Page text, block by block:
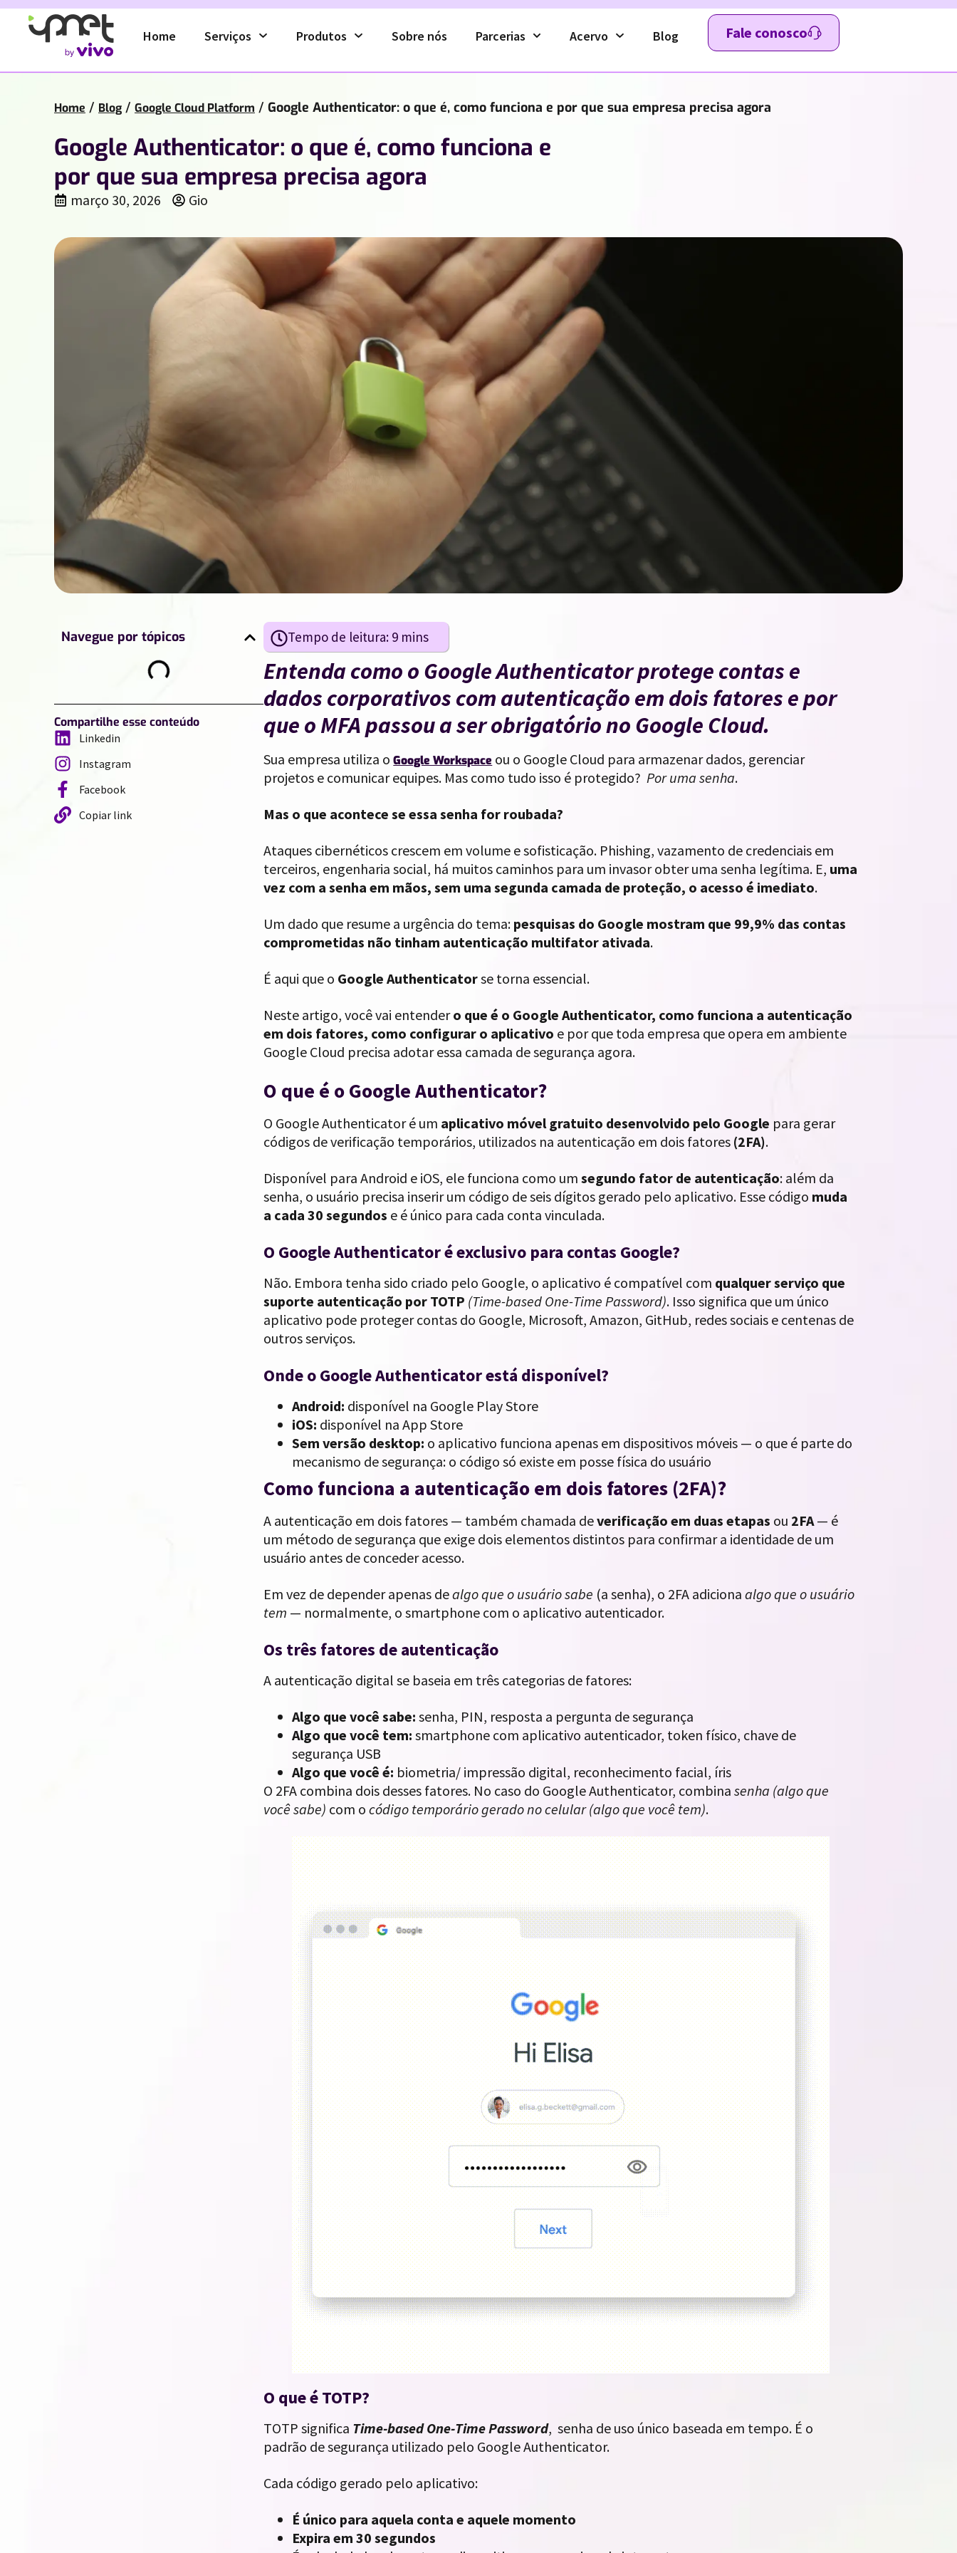
Home Serviços Produtos Sobre nós Parcerias Acervo Blog Fale conosco
Home / Blog / Google Cloud Platform / Google Authenticator: o que é, como funciona e por que sua empresa precisa agora
Google Authenticator: o que é, como funciona e
por que sua empresa precisa agora
março 30, 2026 Gio
Navegue por tópicos
Compartilhe esse conteúdo
Linkedin
Instagram
Facebook
Copiar link
Entenda como o Google Authenticator protege contas e
dados corporativos com autenticação em dois fatores e por
que o MFA passou a ser obrigatório no Google Cloud.
Sua empresa utiliza oGoogle Workspace ou o Google Cloud para armazenar dados, gerenciar
projetos e comunicar equipes. Mas como tudo isso é protegido?Por uma senha.
Mas o que acontece se essa senha for roubada?
Ataques cibernéticos crescem em volume e sofisticação. Phishing, vazamento de credenciais em
terceiros, engenharia social, há muitos caminhos para um invasor obter uma senha legítima. E, uma
vez com a senha em mãos, sem uma segunda camada de proteção, o acesso é imediato.
Um dado que resume a urgência do tema: pesquisas do Google mostram que 99,9% das contas
comprometidas não tinham autenticação multifator ativada.
É aqui que o Google Authenticatorse torna essencial.
Neste artigo, você vai entendero que é o Google Authenticator, como funciona a autenticação
em dois fatores, como configurar o aplicativo e por que toda empresa que opera em ambiente
Google Cloud precisa adotar essa camada de segurança agora.
O que é o Google Authenticator?
O Google Authenticator é um aplicativo móvel gratuito desenvolvido pelo Google para gerar
códigos de verificação temporários, utilizados na autenticação em dois fatores (2FA).
Disponível para Android e iOS, ele funciona como umsegundo fator de autenticação: além da
senha, o usuário precisa inserir um código de seis dígitos gerado pelo aplicativo. Esse código muda
a cada 30 segundos e é único para cada conta vinculada.
O Google Authenticator é exclusivo para contas Google?
Não. Embora tenha sido criado pelo Google, o aplicativo é compatível com qualquer serviço que
suporte autenticação por TOTP (Time-based One-Time Password). Isso significa que um único
aplicativo pode proteger contas do Google, Microsoft, Amazon, GitHub, redes sociais e centenas de
outros serviços.
Onde o Google Authenticator está disponível?
Android: disponível na Google Play Store
iOS: disponível na App Store
Sem versão desktop: o aplicativo funciona apenas em dispositivos móveis — o que é parte do
mecanismo de segurança: o código só existe em posse física do usuário
Como funciona a autenticação em dois fatores (2FA)?
A autenticação em dois fatores — também chamada deverificação em duas etapas ou 2FA— é
um método de segurança que exige dois elementos distintos para confirmar a identidade de um
usuário antes de conceder acesso.
Em vez de depender apenas dealgo que o usuário sabe (a senha), o 2FA adicionaalgo que o usuário
tem — normalmente, o smartphone com o aplicativo autenticador.
Os três fatores de autenticação
A autenticação digital se baseia em três categorias de fatores:
Algo que você sabe: senha, PIN, resposta a pergunta de segurança
Algo que você tem: smartphone com aplicativo autenticador, token físico, chave de
segurança USB
Algo que você é: biometria/ impressão digital, reconhecimento facial, íris
O 2FA combina dois desses fatores. No caso do Google Authenticator, combinasenha (algo que
você sabe) com ocódigo temporário gerado no celular (algo que você tem).
O que é TOTP?
TOTP significa Time-based One-Time Password, senha de uso único baseada em tempo. É o
padrão de segurança utilizado pelo Google Authenticator.
Cada código gerado pelo aplicativo:
É único para aquela conta e aquele momento
Expira em 30 segundos